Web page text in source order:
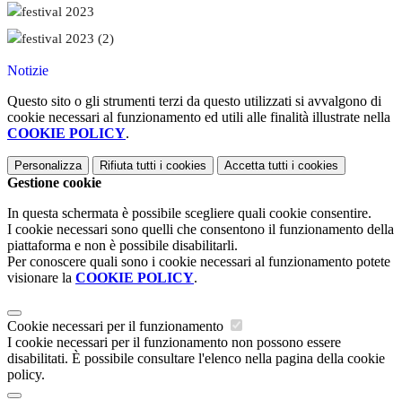
Notizie
Questo sito o gli strumenti terzi da questo utilizzati si avvalgono di
cookie necessari al funzionamento ed utili alle finalità illustrate nella
COOKIE POLICY.
Personalizza Rifiuta tutti i cookies Accetta tutti i cookies
Gestione cookie
In questa schermata è possibile scegliere quali cookie consentire.
I cookie necessari sono quelli che consentono il funzionamento della
piattaforma e non è possibile disabilitarli.
Per conoscere quali sono i cookie necessari al funzionamento potete
visionare la COOKIE POLICY.
Cookie necessari per il funzionamento
I cookie necessari per il funzionamento non possono essere
disabilitati. È possibile consultare l'elenco nella pagina della cookie
policy.